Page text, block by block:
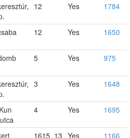
12 Yes 1784
12 Yes 1650
5 Yes 975
3 Yes 1648
4 Yes 1695
1615_13 Yes 1166